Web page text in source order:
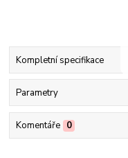
Kompletní specifikace
Parametry
Komentáře 0